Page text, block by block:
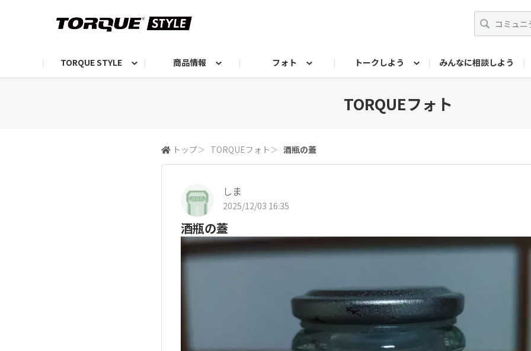
TORQUE STYLE 商品情報 フォト トークしよう みんなに相談しよう
TORQUEフォト
トップ＞ TORQUEフォト ＞ 酒瓶の蓋
しま
2025/12/03 16:35
酒瓶の蓋